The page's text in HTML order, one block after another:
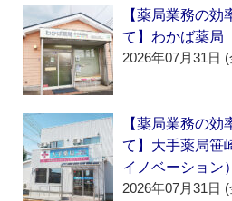
【薬局業務の
て】わかば薬局
2026年07月31日 (
【薬局業務の
て】大手薬局笹
イノベーション）
2026年07月31日 (